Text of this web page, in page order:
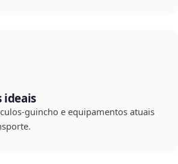
ideais
guincho e equipamentos atuais